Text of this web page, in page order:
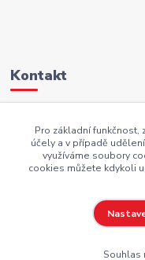
Kontakt
AKI.BS@seznam.cz
Pro základní funkčnost,
účely a v případě
využíváme soubory
cookies můžete kdykoli
Souhlas